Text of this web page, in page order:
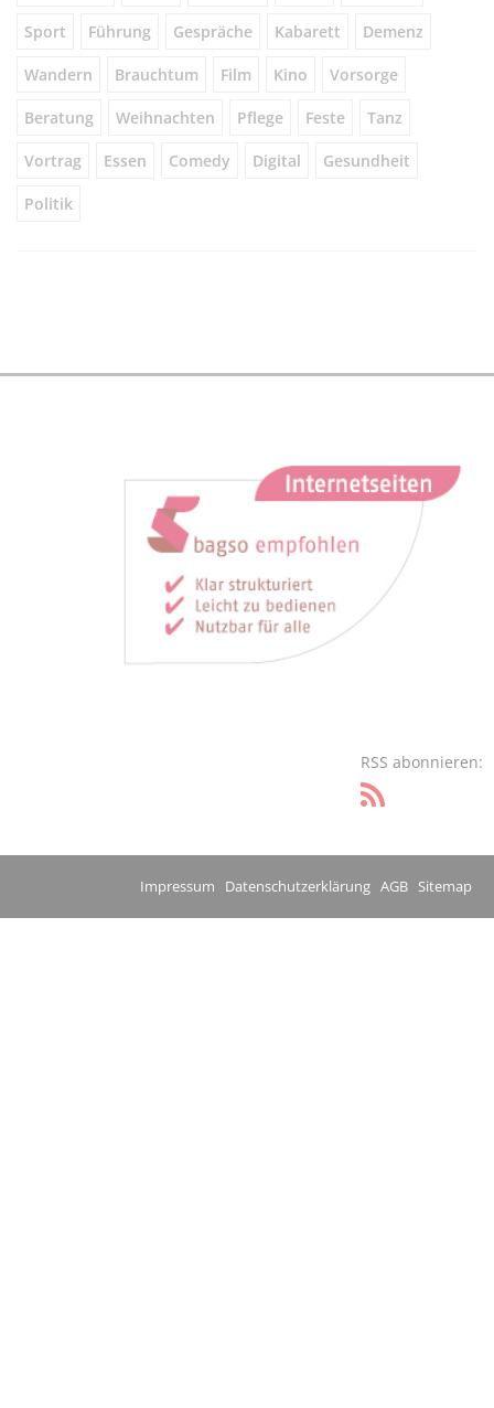
Sport Führung Gespräche Kabarett Demenz
Wandern Brauchtum Film Kino Vorsorge
Beratung Weihnachten Pflege Feste Tanz
Vortrag Essen Comedy Digital Gesundheit
Politik
RSS abonnieren:
Impressum Datenschutzerklärung AGB Sitemap